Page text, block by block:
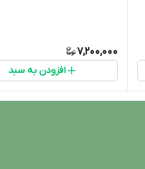
7,200,000
افزودن به سبد